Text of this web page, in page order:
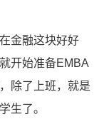
金融这块好好
开始准备EMBA
除了上班，就是
生了。